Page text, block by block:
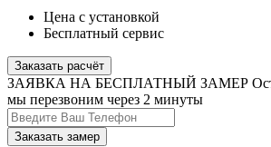
Цена с установкой
Бесплатный сервис
Заказать расчёт
ЗАЯВКА НА БЕСПЛАТНЫЙ ЗАМЕР
мы перезвоним через 2 минуты